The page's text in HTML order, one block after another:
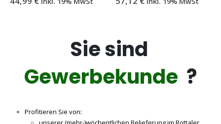
Sie sind
Gewerbekunde ?
Profitieren Sie von: